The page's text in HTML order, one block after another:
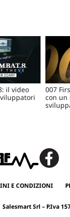
il video
007
con un
E CONDIZIONI
Salesmart Srl – P.Iva